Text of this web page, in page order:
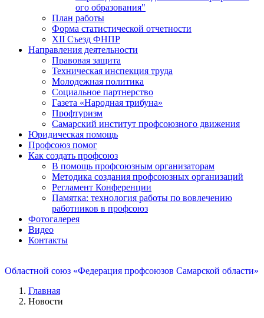
ого образования"
План работы
Форма статистической отчетности
XII Съезд ФНПР
Направления деятельности
Правовая защита
Техническая инспекция труда
Молодежная политика
Социальное партнерство
Газета «Народная трибуна»
Профтуризм
Самарский институт профсоюзного движения
Юридическая помощь
Профсоюз помог
Как создать профсоюз
В помощь профсоюзным организаторам
Методика создания профсоюзных организаций
Регламент Конференции
Памятка: технология работы по вовлечению
работников в профсоюз
Фотогалерея
Видео
Контакты
Областной союз «Федерация профсоюзов Самарской области»
Главная
Новости